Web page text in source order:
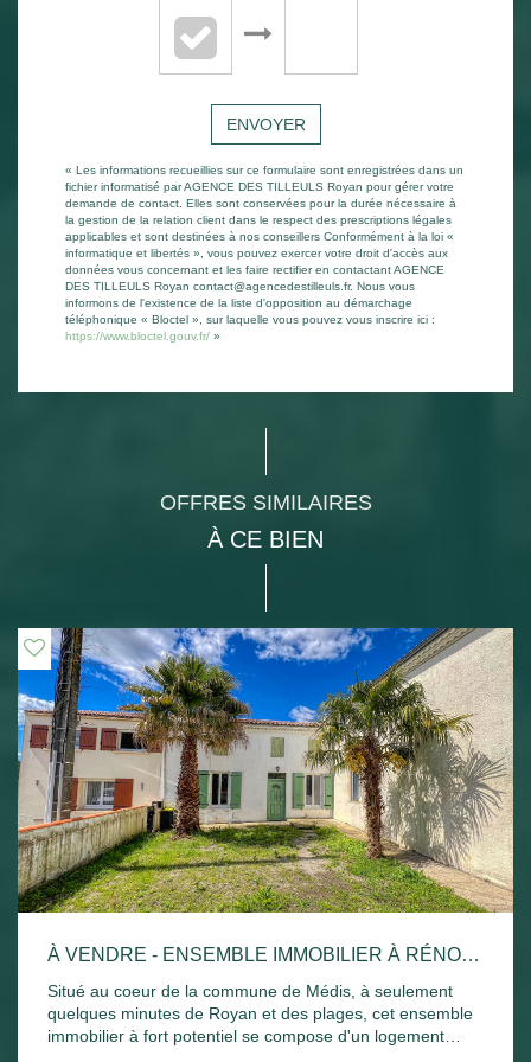
ENVOYER
« Les informations recueillies sur ce formulaire sont enregistrées dans un
fichier informatisé par AGENCE DES TILLEULS Royan pour gérer votre
demande de contact. Elles sont conservées pour la durée nécessaire à
la gestion de la relation client dans le respect des prescriptions légales
applicables et sont destinées à nos conseillers Conformément à la loi «
informatique et libertés », vous pouvez exercer votre droit d'accès aux
données vous concernant et les faire rectifier en contactant AGENCE
DES TILLEULS Royan contact@agencedestilleuls.fr. Nous vous
informons de l'existence de la liste d'opposition au démarchage
téléphonique « Bloctel », sur laquelle vous pouvez vous inscrire ici :
https://www.bloctel.gouv.fr/ »
OFFRES SIMILAIRES
À CE BIEN
À VENDRE - ENSEMBLE IMMOBILIER À RÉNOVER AVEC FORT POTENTIEL -MÉDIS (PROCHE ROYAN)
Situé au coeur de la commune de Médis, à seulement
quelques minutes de Royan et des plages, cet ensemble
immobilier à fort potentiel se compose d'un logement